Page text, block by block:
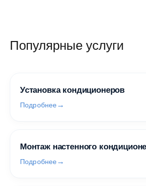
Популярные услуги
Установка кондиционеров
Подробнее
Монтаж настенного
Подробнее